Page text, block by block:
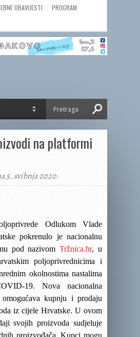
OBAVIJESTI
PROGRAM
na platformi
5. svibnja 2020.
Odlukom Vlade
pokrenulo je nacionalnu
pod nazivomTržnica.hr, u
poljoprivrednicima i
okolnostima nastalima
19. Nova nacionalna
kupnju i prodaju
iz cijele Hrvatske. U ovom
svojih proizvoda sudjeluje
proizvođača. Kupci mogu